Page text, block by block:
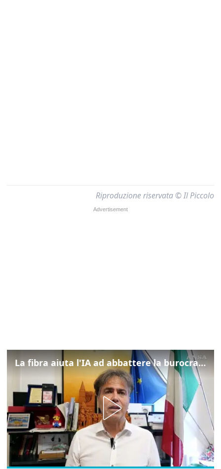
Riproduzione riservata © Il Piccolo
La fibra aiuta l'IA ad abbattere la burocrazia, progetto pilota in Veneto